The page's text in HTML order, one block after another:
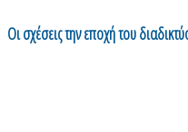
Οι σχέσεις την εποχή του